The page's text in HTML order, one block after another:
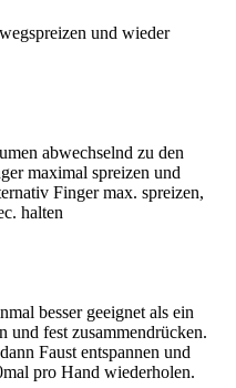
und wieder
abwechselnd zu den
maximal spreizen und
Finger max. spreizen,
halten
besser geeignet als ein
fest zusammendrücken.
Faust entspannen und
pro Hand wiederholen.